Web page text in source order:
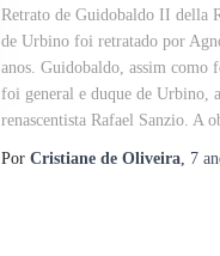
Retrato de Guidobaldo II della
de Urbino foi retratado por
anos. Guidobaldo, assim como
foi general e duque de Urbino,
renascentista Rafael Sanzio. A
Por Cristiane de Oliveira, 7